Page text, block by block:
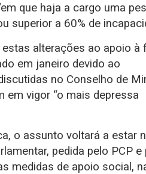
que haja a cargo uma
superior a 60% de
alterações ao apoio à
em janeiro devido ao
no Conselho de
em vigor “o mais depressa
o assunto voltará a estar
pedida pelo PCP e
medidas de apoio social,